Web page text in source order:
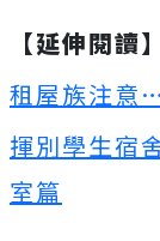
【延伸閱讀】
租屋族注意
揮別學生宿
室篇